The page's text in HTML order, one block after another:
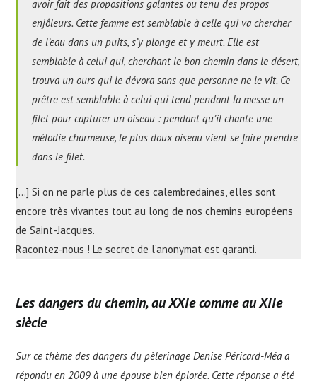
avoir fait des propositions galantes ou tenu des propos
enjôleurs. Cette femme est semblable à celle qui va chercher
de l’eau dans un puits, s’y plonge et y meurt. Elle est
semblable à celui qui, cherchant le bon chemin dans le désert,
trouva un ours qui le dévora sans que personne ne le vît. Ce
prêtre est semblable à celui qui tend pendant la messe un
filet pour capturer un oiseau : pendant qu’il chante une
mélodie charmeuse, le plus doux oiseau vient se faire prendre
dans le filet.
[…] Si on ne parle plus de ces calembredaines, elles sont
encore très vivantes tout au long de nos chemins européens
de Saint-Jacques.
Racontez-nous ! Le secret de l’anonymat est garanti.
Les dangers du chemin, au XXIe comme au XIIe
siècle
Sur ce thème des dangers du pèlerinage Denise Péricard-Méa a
répondu en 2009 à une épouse bien éplorée. Cette réponse a été